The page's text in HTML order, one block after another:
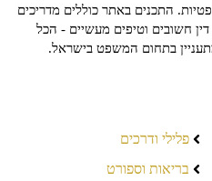
התכנים באתר כוללים מדריכים
חשובים וטיפים מעשיים - הכל
בתחום המשפט בישראל.
פלילי ודרכים
בריאות וספורט